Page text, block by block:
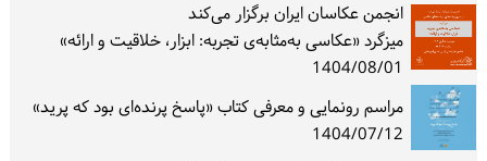
انجمن عکاسان ایران برگزار می‌کند
میزگرد «عکاسی به‌مثابه‌ی تجربه: ابزار، خلاقیت و ارائه»
1404/08/01
مراسم رونمایی و معرفی کتاب «پاسخ پرنده‌ای بود که پرید»
1404/07/12